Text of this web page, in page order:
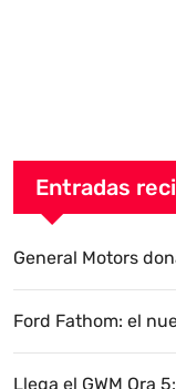
Entradas
General Motors
Ford Fathom: el
Llega el GWM Ora